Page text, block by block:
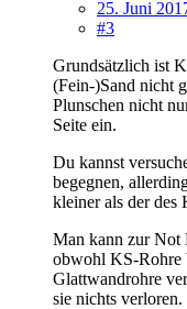
25. Juni
#3
Grundsätzlich ist
(Fein-)Sand nicht
Plunschen nicht
Seite ein.
Du kannst
begegnen,
kleiner als der des
Man kann zur Not
obwohl KS-Rohre
Glattwandrohre
sie nichts verloren.